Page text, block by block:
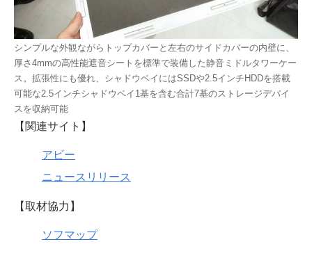
シンプルな外観ながらトップカバーと左右のサイドカバーの内壁に、
厚さ4mmの高性能遮音シートを標準で装備した静音ミドルタワーケー
ス。拡張性にも優れ、シャドウベイにはSSDや2.5インチHDDを搭載
可能な2.5インチシャドウベイ1基を含む合計7基のストレージデバイ
スを収納可能
【関連サイト】
アビー
ニュースリリース
【取材協力】
ソフマップ